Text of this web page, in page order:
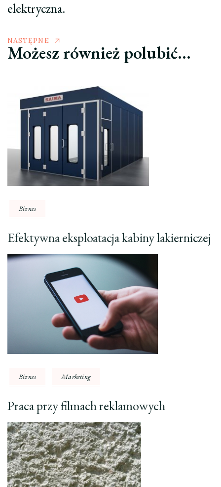
elektryczna.
NASTĘPNE
Możesz również polubić…
Biznes
Efektywna eksploatacja kabiny lakierniczej
Biznes Marketing
Praca przy filmach reklamowych